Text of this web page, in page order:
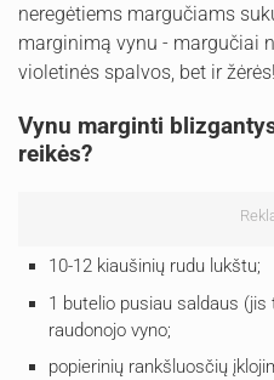
neregėtiems margučiams
marginimą vynu - margučiai
violetinės spalvos, bet ir žėrės!
Vynu marginti
reikės?
10-12 kiaušinių rudu lukštu;
1 butelio pusiau saldaus
raudonojo vyno;
popierinių rankšluosčių